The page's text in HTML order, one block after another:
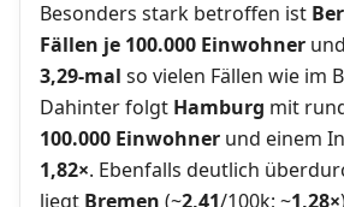
Besonders stark betroffen ist
Fällen je 100.000 Einwohner
3,29-mal so vielen Fällen wie im
Dahinter folgt Hamburg mit
100.000 Einwohner und einem
1,82×. Ebenfalls deutlich
liegt Bremen (~2,41/100k; ~1,28×